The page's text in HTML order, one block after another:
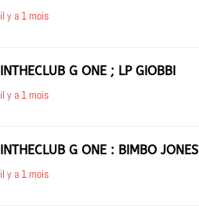
il y a 1 mois
INTHECLUB G ONE ; LP GIOBBI
il y a 1 mois
INTHECLUB G ONE : BIMBO JONES
il y a 1 mois